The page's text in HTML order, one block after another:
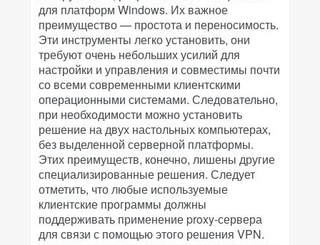
для платформ Windows. Их важное
преимущество — простота и переносимость.
Эти инструменты легко установить, они
требуют очень небольших усилий для
настройки и управления и совместимы почти
со всеми современными клиентскими
операционными системами. Следовательно,
при необходимости можно установить
решение на двух настольных компьютерах,
без выделенной серверной платформы.
Этих преимуществ, конечно, лишены другие
специализированные решения. Следует
отметить, что любые используемые
клиентские программы должны
поддерживать применение proxy-сервера
для связи с помощью этого решения VPN.